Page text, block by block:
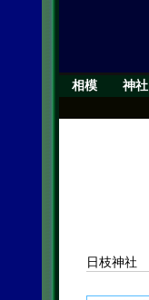
相模 神社
日枝神社